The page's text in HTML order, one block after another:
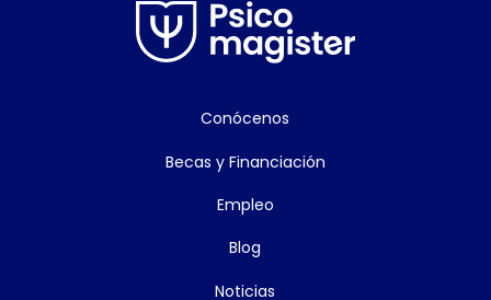
Conócenos
Becas y Financiación
Empleo
Blog
Noticias